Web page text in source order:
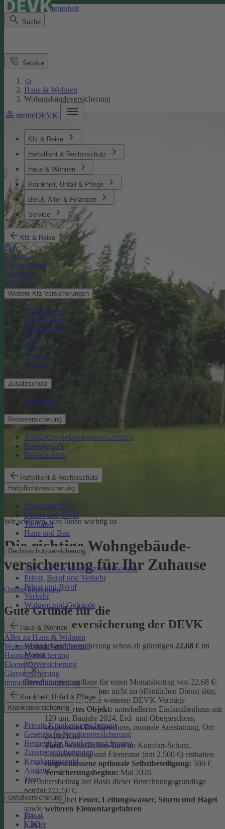
Direkt zum Seiteninhalt
Suche
meineDEVK
Kfz & Reise
Haftpflicht & Rechtsschutz
Haus & Wohnen
Krankheit, Unfall & Pflege
Beruf, Alter & Finanzen
Service
Kfz & Reise
Pkw
E-Auto
Kleinkraftrad
Anhänger
Motorrad
Weitere Kfz-Versicherungen
Wohnwagen
Lieferwagen
Wohnmobil
Quad
Trike
Traktor
Oldtimer
Zusatzschutz
Schutzbrief
Reiseversicherung
Auslandsreisekrankenversicherung
Reisegepäck
Reiserücktritt
Haftpflicht & Rechtsschutz
Haftpflichtversicherung
Privathaftpflicht
Dienst und Beruf
Tierhalter
Haus und Bau
Rechtsschutzversicherung
Alles zur Rechtsschutzversicherung
Privat, Beruf und Verkehr
Privat und Beruf
Verkehr
Wohnen und Gebäude
Haus & Wohnen
Alles zu Haus & Wohnen
Wohngebäudeversicherung
Hausratversicherung
Elementarversicherung
Glasversicherung
Immobilienfinanzierung
Krankheit, Unfall & Pflege
Krankenversicherung
Private Krankenversicherung
Gesetzliche Krankenversicherung
Betriebliche Krankenversicherung
Zusatzversicherungen
Krankentagegeld
Ausland
Tiere
Unfallversicherung
Privat
Kinder
Service
Haus & Wohnen
Wohngebäudeversicherung
Wir schützen, was Ihnen wichtig ist
Die richtige Wohngebäude­
versicherung für Ihr Zuhause
Online berechnen
Gute Gründe für die
Wohngebäudeversicherung der DEVK
Wohngebäudeversicherung schon ab günstigen 22,68 € im
Monat
Berechnungsgrundlage für einen Monatsbeitrag von 22,68 €:
versicherte Person: nicht im öffentlichen Dienst tätig,
schadenfrei, keine weiteren DEVK-Verträge
versichertes Objekt: unterkellertes Einfamilienhaus mit
120 qm, Baujahr 2024, Erd- und Obergeschoss,
ausgebautes Dachgeschoss, normale Ausstattung, Ort:
24106 Kiel
Tarif:Wohnflächen-Tarif im Komfort-Schutz,
Grunddeckung und Elementar (mit 2.500 €) enthalten
eingeschlossene optionale Selbstbeteiligung: 500 €
Versicherungsbeginn: Mai 2026
Der Jahresbeitrag auf Basis dieser Berechnungsgrundlage
beträgt 271,50 €.
Absicherung bei Feuer, Leitungswasser, Sturm und Hagel
sowie weiteren Elementargefahren